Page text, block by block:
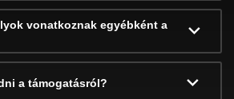
vonatkoznak egyébként a
a támogatásról?